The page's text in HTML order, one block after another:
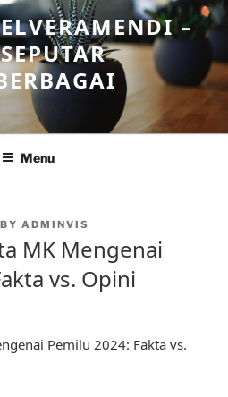
–
Menu
BY ADMINVIS
MK Mengenai
vs. Opini
Pemilu 2024: Fakta vs.